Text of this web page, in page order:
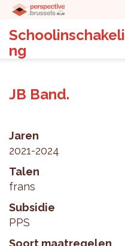
Schoolinschakeli
ng
JB Band.
Jaren
2021-2024
Talen
frans
Subsidie
PPS
Soort maatregelen